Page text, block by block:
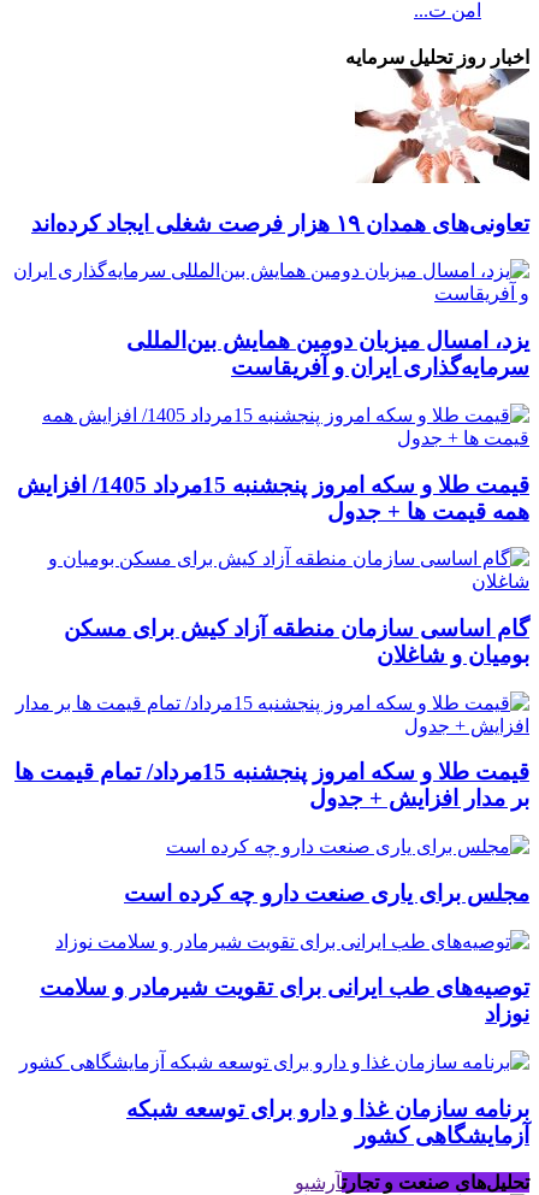
امن ت...
اخبار روز تحلیل سرمایه
تعاونی‌های همدان ۱۹ هزار فرصت شغلی ایجاد کرده‌اند
یزد، امسال میزبان دومین همایش بین‌المللی
سرمایه‌گذاری ایران و آفریقاست
قیمت طلا و سکه امروز پنجشنبه 15مرداد 1405/ افزایش
همه قیمت ها + جدول
گام اساسی سازمان منطقه آزاد کیش برای مسکن
بومیان و شاغلان
قیمت طلا و سکه امروز پنجشنبه 15مرداد/ تمام قیمت ها
بر مدار افزایش + جدول
مجلس برای یاری صنعت دارو چه کرده است
توصیه‌های طب ایرانی برای تقویت شیرمادر و سلامت
نوزاد
برنامه سازمان غذا و دارو برای توسعه شبکه
آزمایشگاهی کشور
تحلیل‌های صنعت و تجارتآرشیو